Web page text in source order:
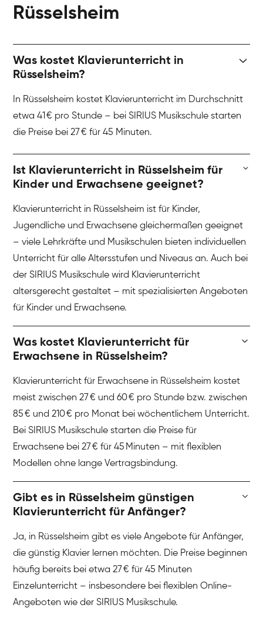
Rüsselsheim
Was kostet Klavierunterricht in
Rüsselsheim?
In Rüsselsheim kostet Klavierunterricht im Durchschnitt
etwa 41 € pro Stunde – bei SIRIUS Musikschule starten
die Preise bei 27 € für 45 Minuten.
Ist Klavierunterricht in Rüsselsheim für
Kinder und Erwachsene geeignet?
Klavierunterricht in Rüsselsheim ist für Kinder,
Jugendliche und Erwachsene gleichermaßen geeignet
– viele Lehrkräfte und Musikschulen bieten individuellen
Unterricht für alle Altersstufen und Niveaus an. Auch bei
der SIRIUS Musikschule wird Klavierunterricht
altersgerecht gestaltet – mit spezialisierten Angeboten
für Kinder und Erwachsene.
Was kostet Klavierunterricht für
Erwachsene in Rüsselsheim?
Klavierunterricht für Erwachsene in Rüsselsheim kostet
meist zwischen 27 € und 60 € pro Stunde bzw. zwischen
85 € und 210 € pro Monat bei wöchentlichem Unterricht.
Bei SIRIUS Musikschule starten die Preise für
Erwachsene bei 27 € für 45 Minuten – mit flexiblen
Modellen ohne lange Vertragsbindung.
Gibt es in Rüsselsheim günstigen
Klavierunterricht für Anfänger?
Ja, in Rüsselsheim gibt es viele Angebote für Anfänger,
die günstig Klavier lernen möchten. Die Preise beginnen
häufig bereits bei etwa 27 € für 45 Minuten
Einzelunterricht – insbesondere bei flexiblen Online-
Angeboten wie der SIRIUS Musikschule.